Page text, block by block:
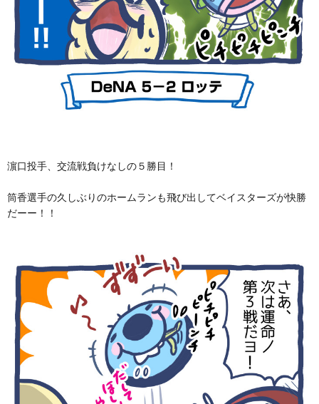
濵口投手、交流戦負けなしの５勝目！
筒香選手の久しぶりのホームランも飛び出してベイスターズが快勝
だーー！！